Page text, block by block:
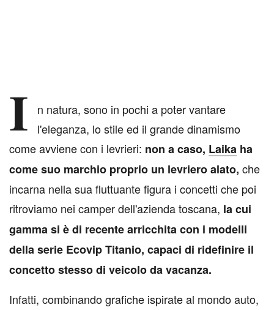
I
n natura, sono in pochi a poter vantare
l'eleganza, lo stile ed il grande dinamismo
come avviene con i levrieri: non a caso, Laika ha
come suo marchio proprio un levriero alato, che
incarna nella sua fluttuante figura i concetti che poi
ritroviamo nei camper dell'azienda toscana, la cui
gamma si è di recente arricchita con i modelli
della serie Ecovip Titanio, capaci di ridefinire il
concetto stesso di veicolo da vacanza.
Infatti, combinando grafiche ispirate al mondo auto,